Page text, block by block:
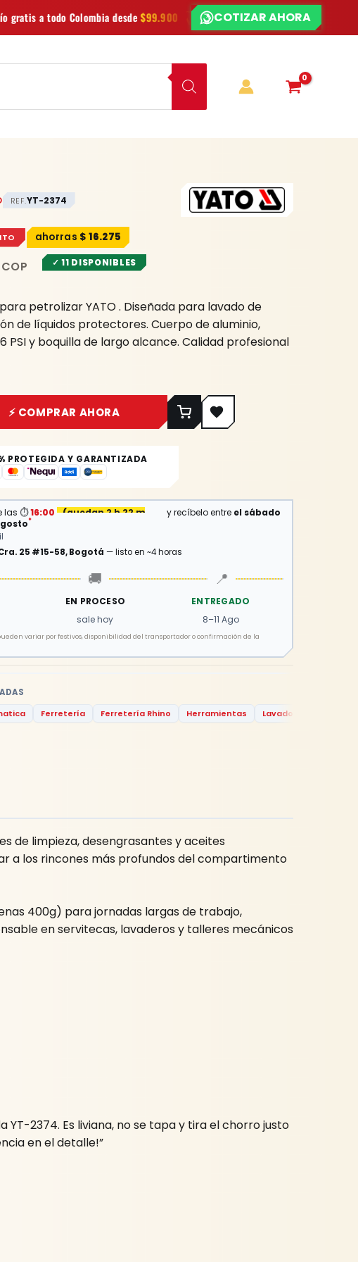
desde$99.900 Las mejores marcasen herramientas
¿CHATEAMOS?
COTIZAR AHORA
REF.YT-2374
$ 16.275
✓ 11 DISPONIBLES
petrolizar YATO . Diseñada para lavado de
de líquidos protectores. Cuerpo de aluminio,
PSI y boquilla de largo alcance. Calidad profesional
⚡ COMPRAR AHORA
Ferretería Ferretería Rhino Herramientas Lavado
PROTEGIDA Y GARANTIZADA
las ⏱16:00 (quedan 2 h 22 min y recíbelo entre el sábado
*
25 #15-58, Bogotá — listo en ~4 horas
🚚
EN PROCESO
sale hoy
📍
ENTREGADO
8–11 Ago
variar por festivos, disponibilidad del transportador o confirmación de la
de limpieza, desengrasantes y aceites
a los rincones más profundos del compartimento
400g) para jornadas largas de trabajo,
en servitecas, lavaderos y talleres mecánicos
2374. Es liviana, no se tapa y tira el chorro justo
en el detalle!”